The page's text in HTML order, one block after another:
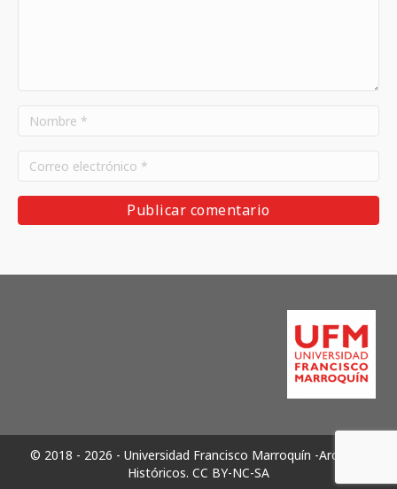
© 2018 - 2026 - Universidad Francisco Marroquín -Archivos
Históricos. CC BY-NC-SA